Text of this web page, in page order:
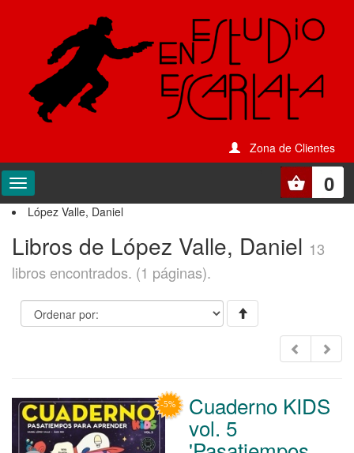
Zona de Clientes
0
López Valle, Daniel
Libros de López Valle, Daniel 13
libros encontrados. (1 páginas).
Cuaderno KIDS
vol. 5